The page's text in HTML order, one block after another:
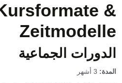
&
Zeitmodelle
الدورات الجماعية
المدة: